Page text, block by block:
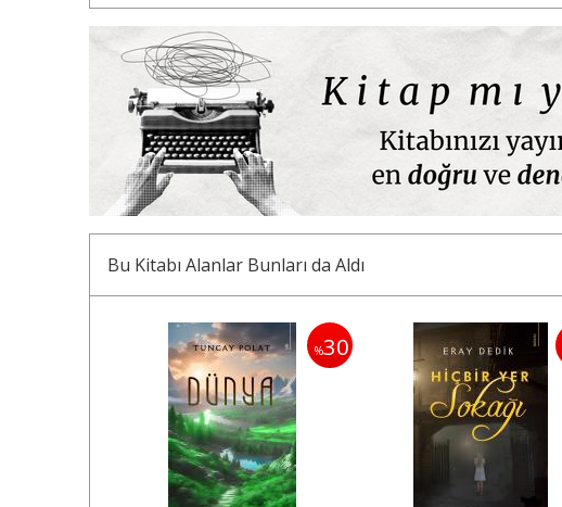
Bu Kitabı Alanlar Bunları da Aldı
%30